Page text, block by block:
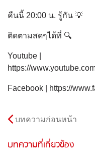
คืนนี้ 20:00 น. รู้กัน 💡
ติดตามสดๆได้ที่ 🔍
Youtube |
https://
Facebook | https://
บทความก่อนหน้า
บทความที่เกี่ยวข้อง